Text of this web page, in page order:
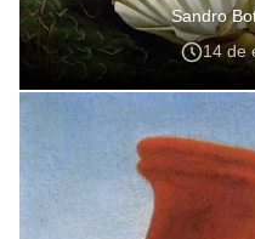
Sandro
14 de